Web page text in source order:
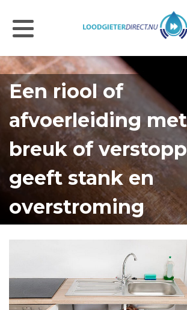
Een riool of
afvoerleiding
breuk of
geeft stank en
overstroming